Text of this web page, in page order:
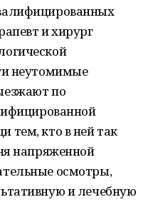
и хирург
неутомимые
по
тем, кто в ней так
напряженной
осмотры,
и лечебную